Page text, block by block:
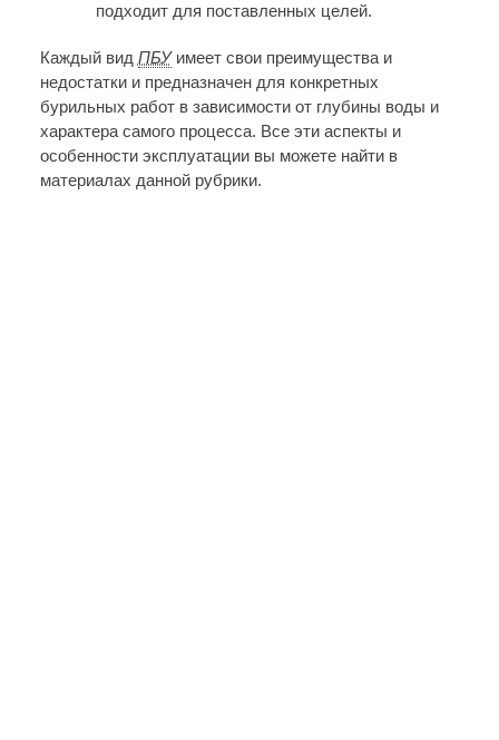
подходит для поставленных целей.
Каждый вид ПБУимеет свои преимущества и
недостатки и предназначен для конкретных
бурильных работ в зависимости от глубины воды и
характера самого процесса. Все эти аспекты и
особенности эксплуатации вы можете найти в
материалах данной рубрики.